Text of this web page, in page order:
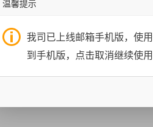
温馨提示
我司已上线邮箱手机版，使
到手机版，点击取消继续使